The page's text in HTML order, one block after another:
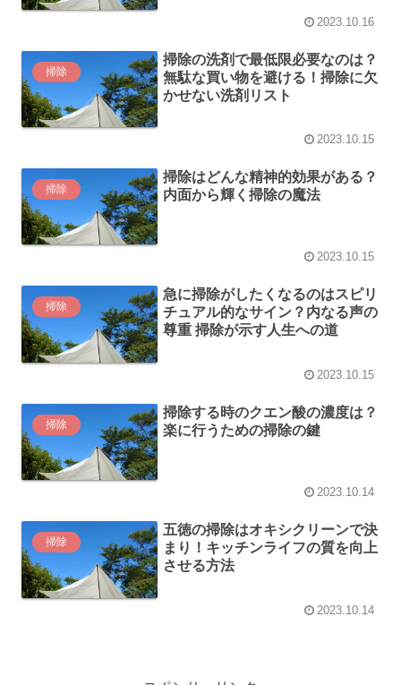
2023.10.16
掃除
掃除の洗剤で最低限必要なのは？
無駄な買い物を避ける！掃除に欠
かせない洗剤リスト
2023.10.15
掃除
掃除はどんな精神的効果がある？
内面から輝く掃除の魔法
2023.10.15
掃除
急に掃除がしたくなるのはスピリ
チュアル的なサイン？内なる声の
尊重 掃除が示す人生への道
2023.10.15
掃除
掃除する時のクエン酸の濃度は？
楽に行うための掃除の鍵
2023.10.14
掃除
五徳の掃除はオキシクリーンで決
まり！キッチンライフの質を向上
させる方法
2023.10.14